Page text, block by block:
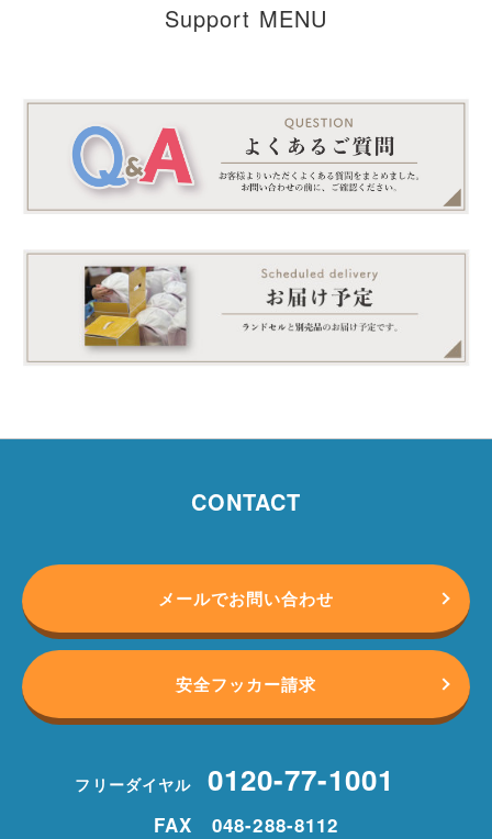
Support MENU
CONTACT
メールでお問い合わせ
安全フッカー請求
フリーダイヤル 0120-77-1001
FAX 048-288-8112